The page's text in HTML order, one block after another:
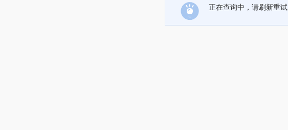
正在查询中，请刷新重试